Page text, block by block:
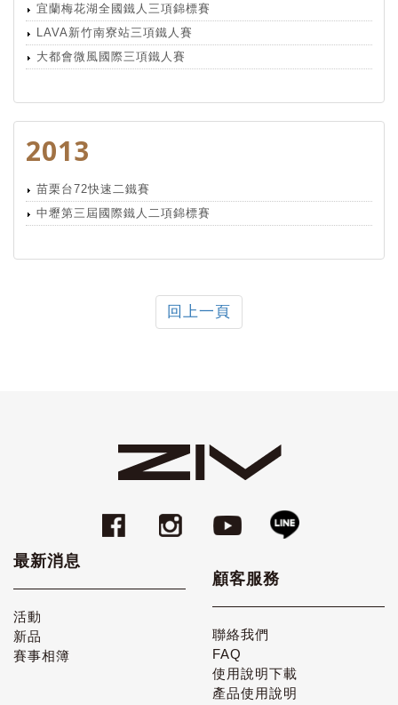
宜蘭梅花湖全國鐵人三項錦標賽
LAVA新竹南寮站三項鐵人賽
大都會微風國際三項鐵人賽
2013
苗栗台72快速二鐵賽
中壢第三屆國際鐵人二項錦標賽
回上一頁
最新消息
活動
新品
賽事相簿
顧客服務
聯絡我們
FAQ
使用說明下載
產品使用說明